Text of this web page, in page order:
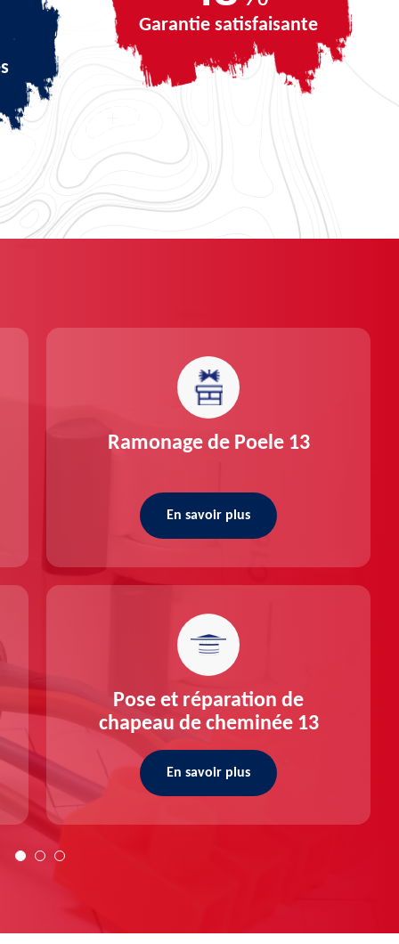
Garantie satisfaisante
Ramonage de Poele 13
En savoir plus
Pose et réparation de
chapeau de cheminée 13
En savoir plus